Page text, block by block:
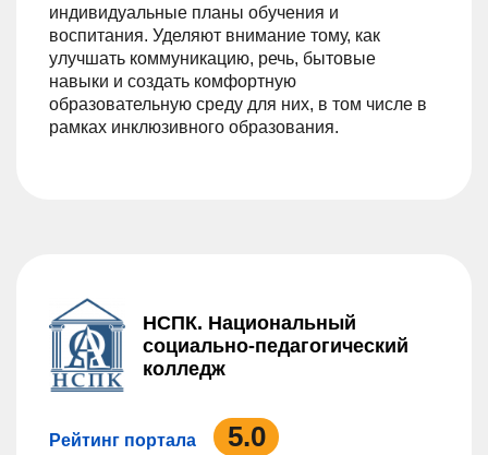
индивидуальные планы обучения и
воспитания. Уделяют внимание тому, как
улучшать коммуникацию, речь, бытовые
навыки и создать комфортную
образовательную среду для них, в том числе в
рамках инклюзивного образования.
НСПК. Национальный
социально-педагогический
колледж
Рейтинг портала 5.0